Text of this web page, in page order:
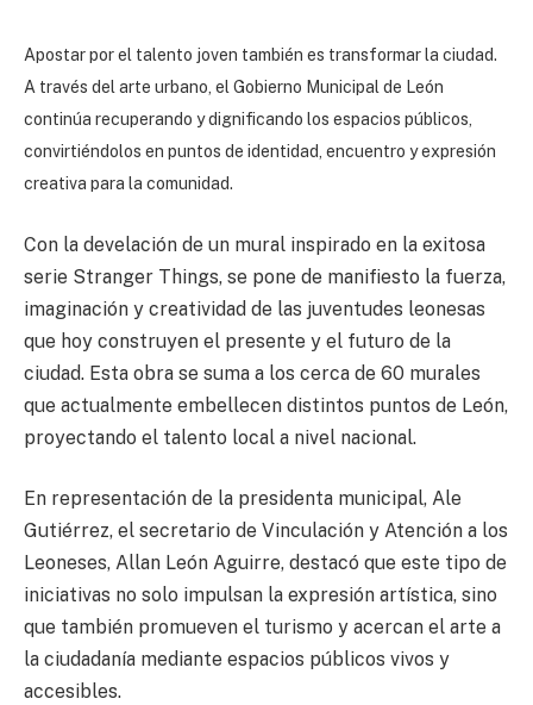
Apostar por el talento joven también es transformar la ciudad.
A través del arte urbano, el Gobierno Municipal de León
continúa recuperando y dignificando los espacios públicos,
convirtiéndolos en puntos de identidad, encuentro y expresión
creativa para la comunidad.
Con la develación de un mural inspirado en la exitosa
serie Stranger Things, se pone de manifiesto la fuerza,
imaginación y creatividad de las juventudes leonesas
que hoy construyen el presente y el futuro de la
ciudad. Esta obra se suma a los cerca de 60 murales
que actualmente embellecen distintos puntos de León,
proyectando el talento local a nivel nacional.
En representación de la presidenta municipal, Ale
Gutiérrez, el secretario de Vinculación y Atención a los
Leoneses, Allan León Aguirre, destacó que este tipo de
iniciativas no solo impulsan la expresión artística, sino
que también promueven el turismo y acercan el arte a
la ciudadanía mediante espacios públicos vivos y
accesibles.